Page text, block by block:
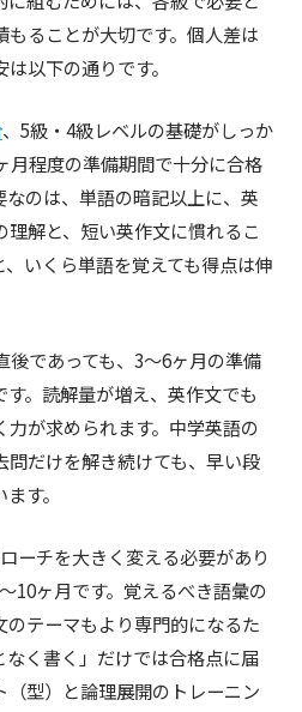
ることが大切です。個人差は
以下の通りです。
、5級・4級レベルの基礎がしっか
月程度の準備期間で十分に合格
のは、単語の暗記以上に、英
解と、短い英作文に慣れるこ
いくら単語を覚えても得点は伸
後であっても、3〜6ヶ月の準備
。読解量が増え、英作文でも
が求められます。中学英語の
だけを解き続けても、早い段
す。
ーチを大きく変える必要があり
10ヶ月です。覚えるべき語彙の
のテーマもより専門的になるた
く書く」だけでは合格点に届
型）と論理展開のトレーニン